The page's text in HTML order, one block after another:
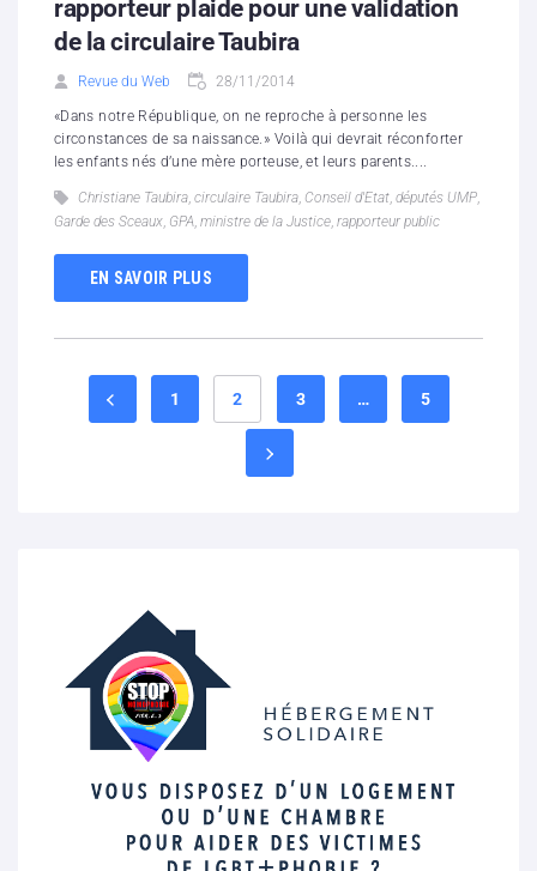
rapporteur plaide pour une validation
de la circulaire Taubira
Revue du Web 28/11/2014
«Dans notre République, on ne reproche à personne les
circonstances de sa naissance.» Voilà qui devrait réconforter
les enfants nés d’une mère porteuse, et leurs parents....
Christiane Taubira, circulaire Taubira, Conseil d'Etat, députés UMP,
Garde des Sceaux, GPA, ministre de la Justice, rapporteur public
EN SAVOIR PLUS
1 2 3 … 5